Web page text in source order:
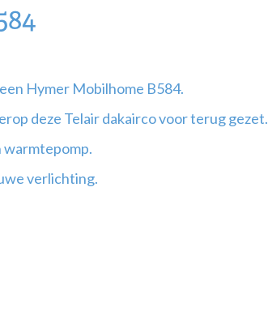
Hymer Mobilhome B584.
deze Telair dakairco voor terug gezet.
warmtepomp.
verlichting.